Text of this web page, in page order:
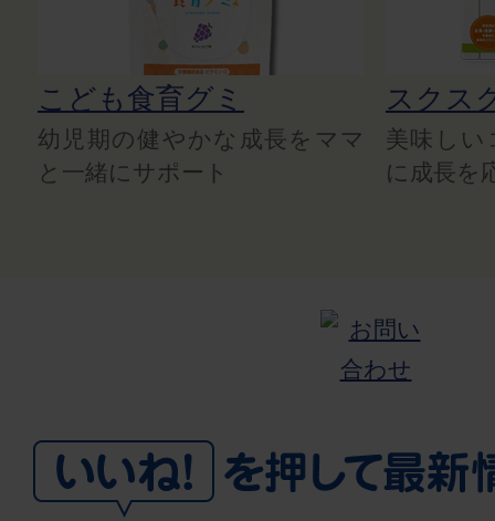
こども食育グミ
幼児期の健やかな成長をママ
と一緒にサポート
スクス
美味しい
に成長を